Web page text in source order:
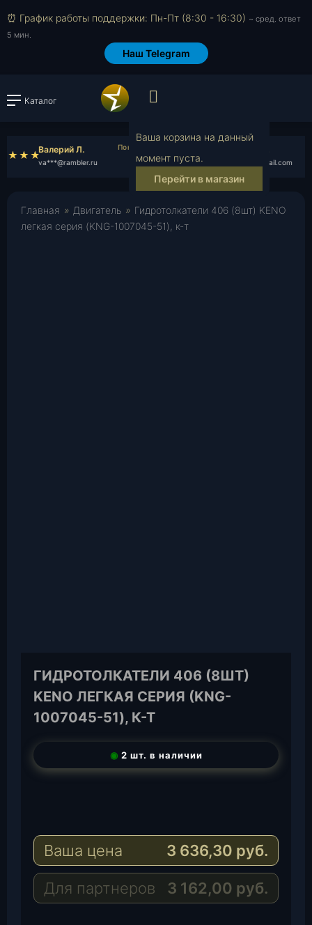
⏰ График работы поддержки: Пн-Пт (8:30 - 16:30) ~ сред. ответ
5 мин.
Наш Telegram
Каталог
Войти или
Ваша корзина на данный
момент пуста.
Перейти в магазин
Валерий Л.
va***@rambler.ru de***@gmail.com
Главная » Двигатель » Гидротолкатели 406 (8шт) KENO
легкая серия (KNG-1007045-51), к-т
ГИДРОТОЛКАТЕЛИ 406 (8ШТ)
KENO ЛЕГКАЯ СЕРИЯ (KNG-
1007045-51), К-Т
◉ 2 шт. в наличии
e
r
a
m
a
s
A
p
a
i
l
Ваша цена 3 636,30 руб.
Для партнеров 3 162,00 руб.